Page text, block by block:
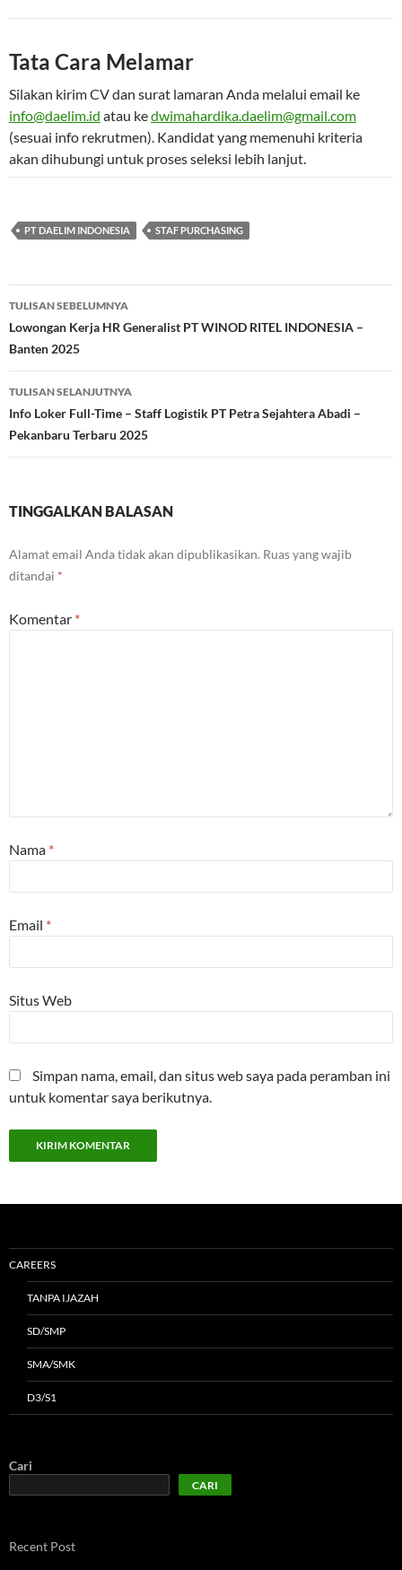
Tata Cara Melamar
Silakan kirim CV dan surat lamaran Anda melalui email ke
info@daelim.id atau kedwimahardika.daelim@gmail.com
(sesuai info rekrutmen). Kandidat yang memenuhi kriteria
akan dihubungi untuk proses seleksi lebih lanjut.
PT DAELIM INDONESIA STAF PURCHASING
Navigasi
Tulisan
TULISAN SEBELUMNYA
Lowongan Kerja HR Generalist PT WINOD RITEL INDONESIA –
Banten 2025
TULISAN SELANJUTNYA
Info Loker Full-Time – Staff Logistik PT Petra Sejahtera Abadi –
Pekanbaru Terbaru 2025
TINGGALKAN BALASAN
Alamat email Anda tidak akan dipublikasikan. Ruas yang wajib
ditandai *
Komentar *
Nama *
Email *
Situs Web
Simpan nama, email, dan situs web saya pada peramban ini
untuk komentar saya berikutnya.
CAREERS
TANPA IJAZAH
SD/SMP
SMA/SMK
D3/S1
Cari
CARI
Recent Post